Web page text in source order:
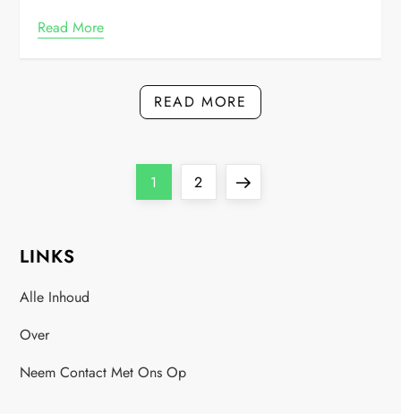
Read More
READ MORE
s
t
s
Page
1 Page
2
Next
LINKS
Alle Inhoud
Over
Neem Contact Met Ons Op